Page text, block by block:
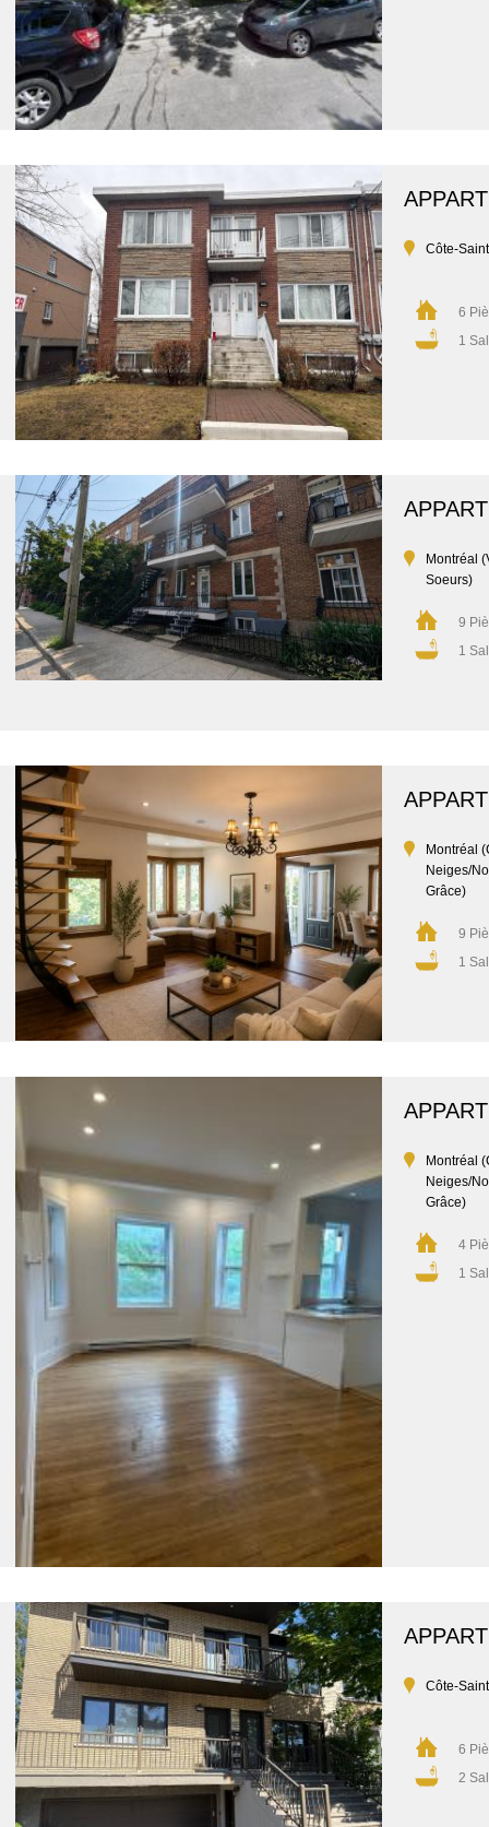
Côte-
6
1
Montréal
Soeurs)
9
1
Montréal
Neiges/
Grâce)
9
1
Montréal
Neiges/
Grâce)
4
1
Côte-
6
2